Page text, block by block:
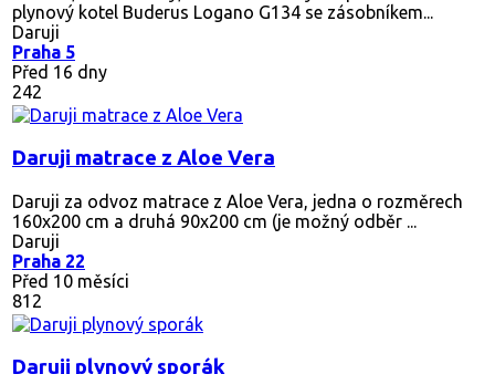
plynový kotel Buderus Logano G134 se zásobníkem...
Daruji
Praha 5
Před 16 dny
242
Daruji matrace z Aloe Vera
Daruji za odvoz matrace z Aloe Vera, jedna o rozměrech
160x200 cm a druhá 90x200 cm (je možný odběr ...
Daruji
Praha 22
Před 10 měsíci
812
Daruji plynový sporák